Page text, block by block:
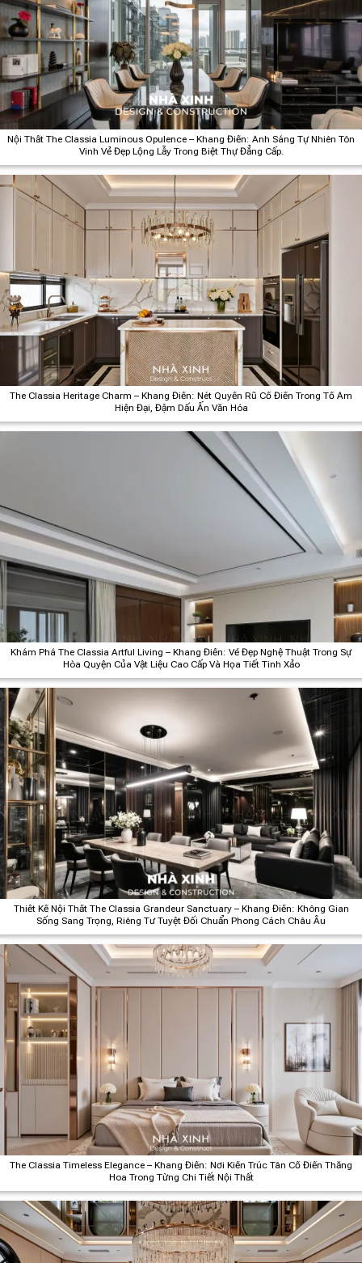
Nội Thất The Classia Luminous Opulence – Khang Điền: Ánh Sáng Tự Nhiên Tôn
Vinh Vẻ Đẹp Lộng Lẫy Trong Biệt Thự Đẳng Cấp.
The Classia Heritage Charm – Khang Điền: Nét Quyến Rũ Cổ Điển Trong Tổ Ấm
Hiện Đại, Đậm Dấu Ấn Văn Hóa
Khám Phá The Classia Artful Living – Khang Điền: Vẻ Đẹp Nghệ Thuật Trong Sự
Hòa Quyện Của Vật Liệu Cao Cấp Và Họa Tiết Tinh Xảo
Thiết Kế Nội Thất The Classia Grandeur Sanctuary – Khang Điền: Không Gian
Sống Sang Trọng, Riêng Tư Tuyệt Đối Chuẩn Phong Cách Châu Âu
The Classia Timeless Elegance – Khang Điền: Nơi Kiến Trúc Tân Cổ Điển Thăng
Hoa Trong Từng Chi Tiết Nội Thất